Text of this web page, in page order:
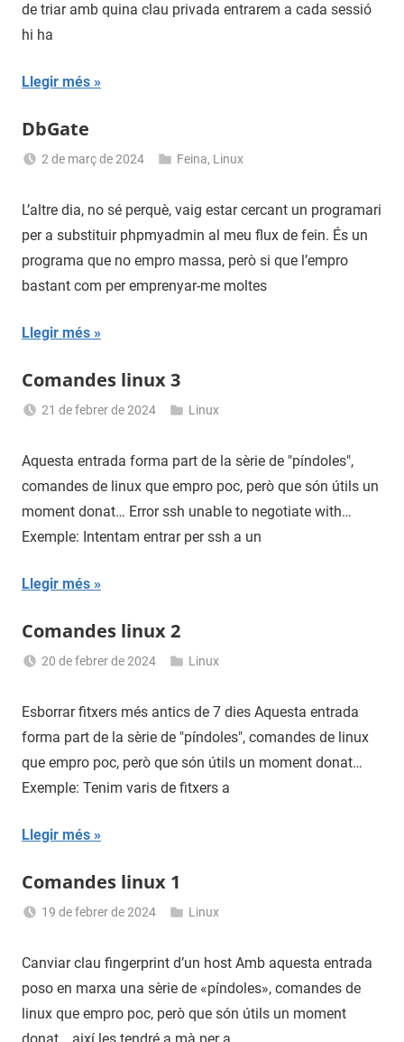
de triar amb quina clau privada entrarem a cada sessió
hi ha
Llegir més
DbGate
2 de març de 2024
Navas
Feina, Linux
L’altre dia, no sé perquè, vaig estar cercant un programari
per a substituir phpmyadmin al meu flux de fein. És un
programa que no empro massa, però si que l’empro
bastant com per emprenyar-me moltes
Llegir més
Comandes linux 3
21 de febrer de 2024
Navas
Linux
Aquesta entrada forma part de la sèrie de "píndoles",
comandes de linux que empro poc, però que són útils un
moment donat… Error ssh unable to negotiate with…
Exemple: Intentam entrar per ssh a un
Llegir més
Comandes linux 2
20 de febrer de 2024
Navas
Linux
Esborrar fitxers més antics de 7 dies Aquesta entrada
forma part de la sèrie de "píndoles", comandes de linux
que empro poc, però que són útils un moment donat…
Exemple: Tenim varis de fitxers a
Llegir més
Comandes linux 1
19 de febrer de 2024
Navas
Linux
Canviar clau fingerprint d’un host Amb aquesta entrada
poso en marxa una sèrie de «píndoles», comandes de
linux que empro poc, però que són útils un moment